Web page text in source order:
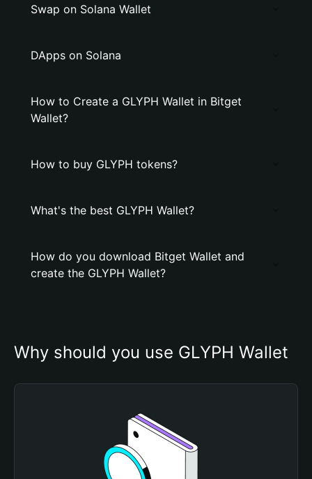
Swap on Solana Wallet
DApps on Solana
How to Create a GLYPH Wallet in Bitget
Wallet?
How to buy GLYPH tokens?
What's the best GLYPH Wallet?
How do you download Bitget Wallet and
create the GLYPH Wallet?
Why should you use GLYPH Wallet